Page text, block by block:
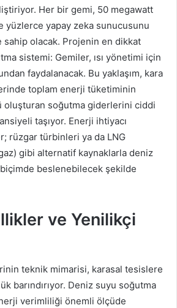
Her bir gemi, 50 megawatt
yüzlerce yapay zeka sunucusunu
olacak. Projenin en dikkat
sistemi: Gemiler, ısı yönetimi için
faydalanacak. Bu yaklaşım, kara
toplam enerji tüketiminin
oluşturan soğutma giderlerini ciddi
taşıyor. Enerji ihtiyacı
rüzgar türbinleri ya da LNG
gibi alternatif kaynaklarla deniz
biçimde beslenebilecek şekilde
ve Yenilikçi
teknik mimarisi, karasal tesislere
barındırıyor. Deniz suyu soğutma
verimliliği önemli ölçüde